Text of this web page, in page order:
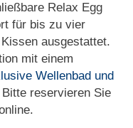
Relax Egg
für bis zu vier
ausgestattet.
mit einem
Wellenbad und
reservieren Sie